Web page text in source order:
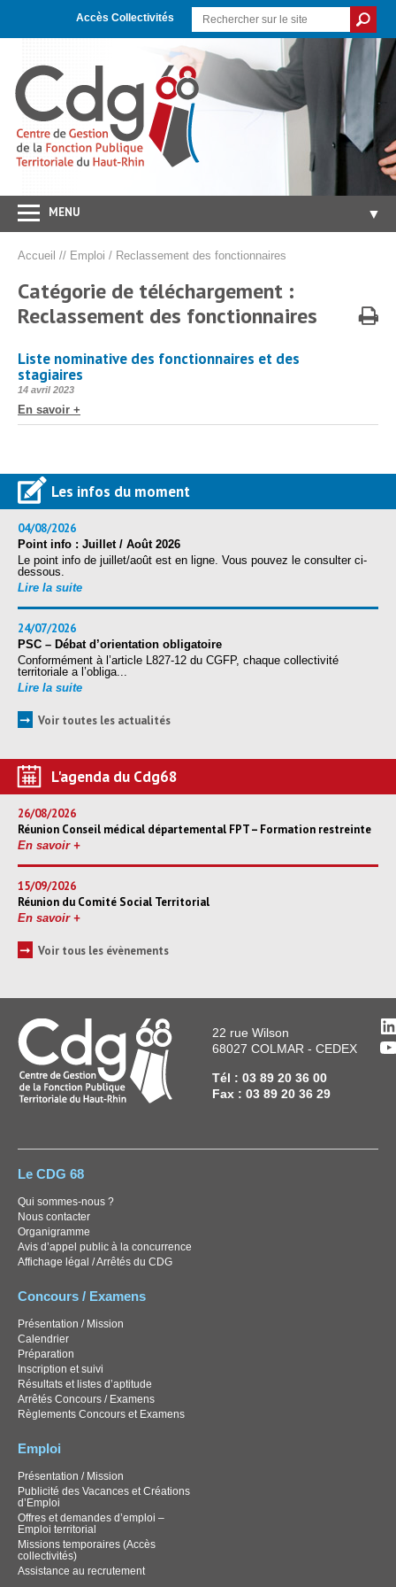
navigation
Accès Collectivités
MENU ▼
Concours/Examens ▼
Carrières/RH
Protection sociale
Santé Sécurité au Travail ▼
Archivistes
Accueil // Emploi / Reclassement des fonctionnaires
Catégorie de téléchargement :
Reclassement des fonctionnaires
Liste nominative des fonctionnaires et des
stagiaires
Publié
14 avril 2023
En savoir +
Les infos du moment
04/08/2026
Point info : Juillet / Août 2026
Le point info de juillet/août est en ligne. Vous pouvez le consulter ci-
dessous.
Lire la suite
24/07/2026
PSC – Débat d’orientation obligatoire
Conformément à l’article L827-12 du CGFP, chaque collectivité
territoriale a l’obliga...
Lire la suite
➞ Voir toutes les actualités
L'agenda du Cdg68
26/08/2026
Réunion Conseil médical départemental FPT – Formation restreinte
En savoir +
15/09/2026
Réunion du Comité Social Territorial
En savoir +
➞ Voir tous les évènements
22 rue Wilson
68027 COLMAR - CEDEX
Tél : 03 89 20 36 00
Fax : 03 89 20 36 29
Le CDG 68
Qui sommes-nous ?
Nous contacter
Organigramme
Avis d’appel public à la concurrence
Affichage légal / Arrêtés du CDG
Concours / Examens
Présentation / Mission
Calendrier
Préparation
Inscription et suivi
Résultats et listes d’aptitude
Arrêtés Concours / Examens
Règlements Concours et Examens
Emploi
Présentation / Mission
Publicité des Vacances et Créations
d’Emploi
Offres et demandes d’emploi –
Emploi territorial
Missions temporaires (Accès
collectivités)
Assistance au recrutement